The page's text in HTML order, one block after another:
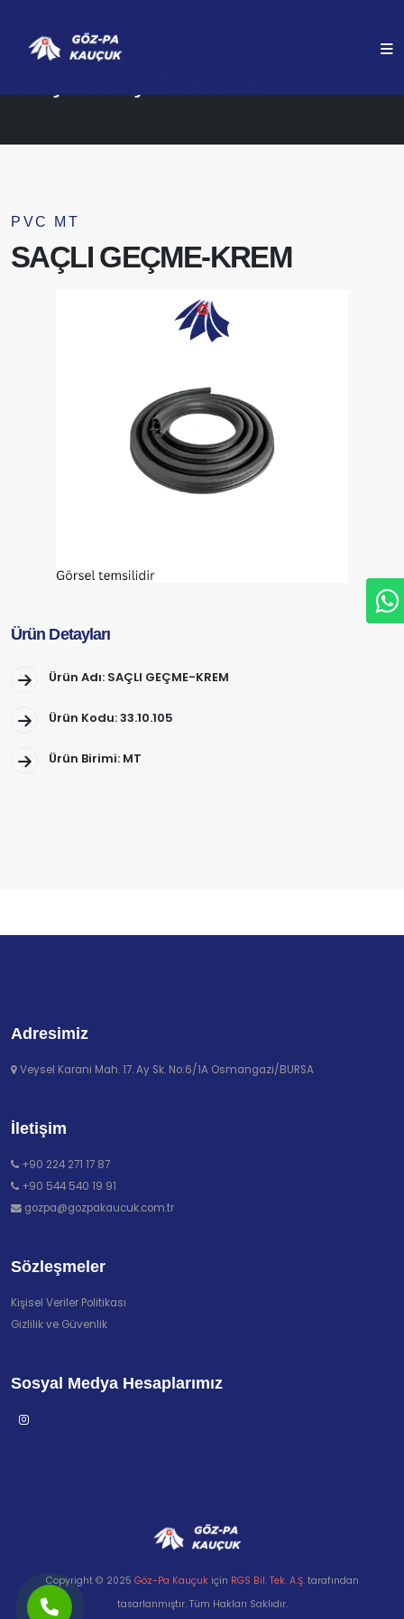
ANASAYFA ÜRÜNLERIMIZ
PVC MT
SAÇLI GEÇME-KREM
Ürün Detayları
Ürün Adı: SAÇLI GEÇME-KREM
Ürün Kodu: 33.10.105
Ürün Birimi: MT
Adresimiz
Veysel Karani Mah. 17. Ay Sk. No:6/1A Osmangazi/BURSA
İletişim
+90 224 271 17 87
+90 544 540 19 91
gozpa@gozpakaucuk.com.tr
Sözleşmeler
Kişisel Veriler Politikası
Gizlilik ve Güvenlik
Sosyal Medya Hesaplarımız
Copyright © 2025 Göz-Pa Kauçukiçin RGS Bil. Tek. A.Ş.tarafından
tasarlanmıştır. Tüm Hakları Saklıdır.